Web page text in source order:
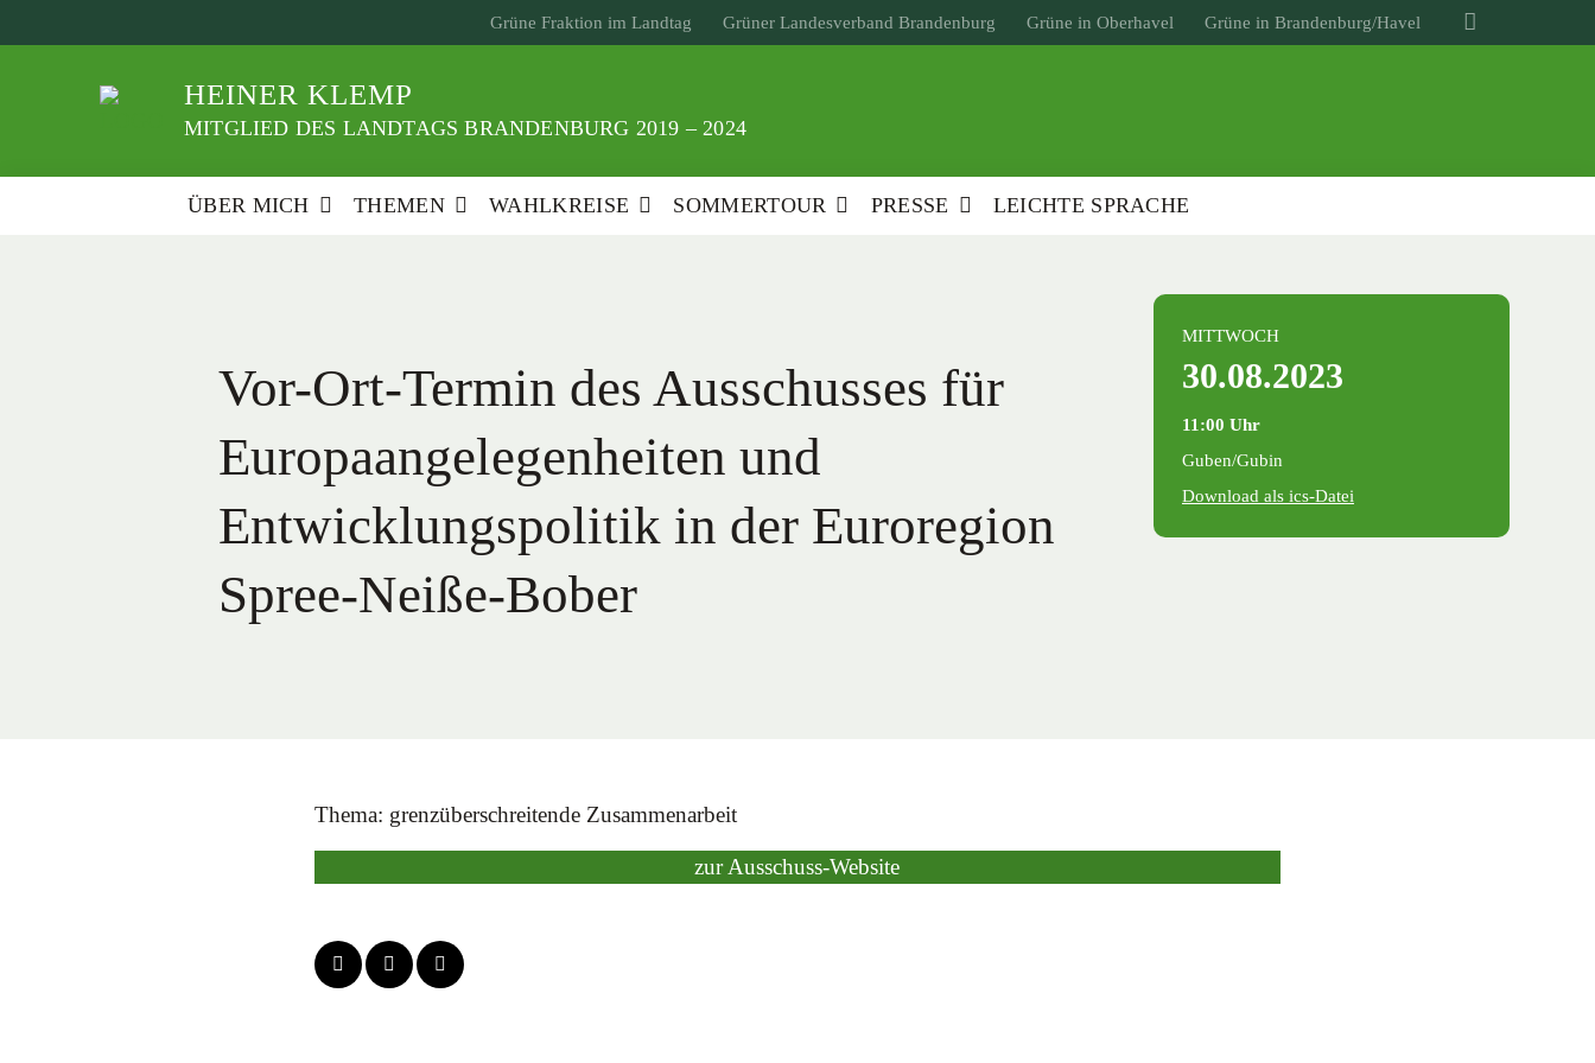
zum
Grüne Fraktion im Landtag Grüner Landesverband Brandenburg Grüne in Oberhavel Grüne in Brandenburg/Havel
HEINER KLEMP
MITGLIED DES LANDTAGS BRANDENBURG 2019 – 2024
ÜBER MICH THEMEN WAHLKREISE SOMMERTOUR PRESSE LEICHTE SPRACHE
Vor-Ort-Termin des Ausschusses für
Europaangelegenheiten und
Entwicklungspolitik in der Euroregion
Spree-Neiße-Bober
MITTWOCH
30.08.2023
11:00 Uhr
Guben/Gubin
Download als ics-Datei
Thema: grenzüberschreitende Zusammenarbeit
zur Ausschuss-Website